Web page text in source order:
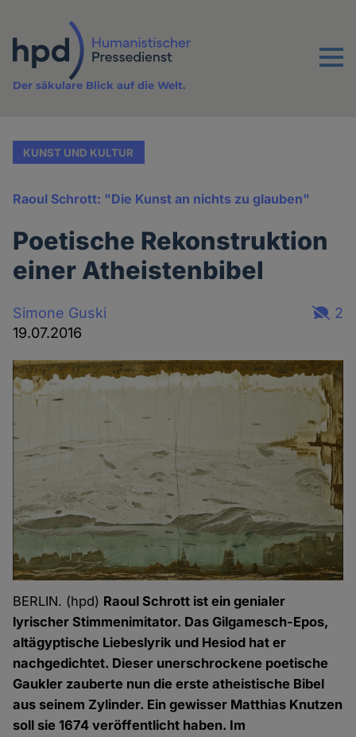
Inhalt
Menu
Der säkulare Blick auf die Welt.
KUNST UND KULTUR
Raoul Schrott: "Die Kunst an nichts zu glauben"
Poetische Rekonstruktion
einer Atheistenbibel
Simone Guski
19.07.2016
2
BERLIN. (hpd) Raoul Schrott ist ein genialer
lyrischer Stimmenimitator. Das Gilgamesch-Epos,
altägyptische Liebeslyrik und Hesiod hat er
nachgedichtet. Dieser unerschrockene poetische
Gaukler zauberte nun die erste atheistische Bibel
aus seinem Zylinder. Ein gewisser Matthias Knutzen
soll sie 1674 veröffentlicht haben. Im